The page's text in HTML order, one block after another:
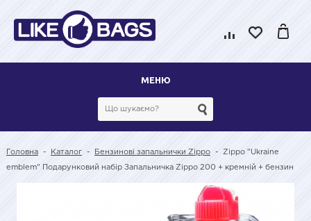
МЕНЮ
Головна - Каталог - Бензинові запальнички Zippo - Zippo "Ukraine
emblem" Подарунковий набір Запальничка Zippo 200 + кремній + бензин